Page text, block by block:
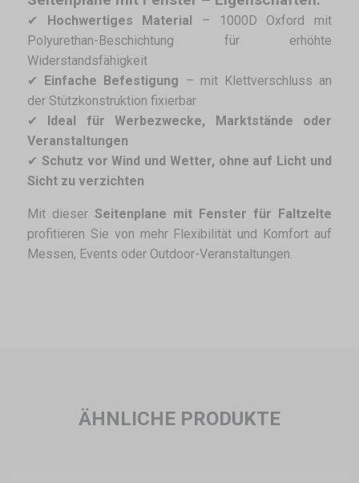
✔ Hochwertiges Material – 1000D Oxford mit
Polyurethan-Beschichtung für erhöhte
Widerstandsfähigkeit
✔ Einfache Befestigung – mit Klettverschluss an
der Stützkonstruktion fixierbar
✔ Ideal für Werbezwecke, Marktstände oder
Veranstaltungen
✔ Schutz vor Wind und Wetter, ohne auf Licht und
Sicht zu verzichten
Mit dieser Seitenplane mit Fenster für Faltzelte
profitieren Sie von mehr Flexibilität und Komfort auf
Messen, Events oder Outdoor-Veranstaltungen.
ÄHNLICHE PRODUKTE